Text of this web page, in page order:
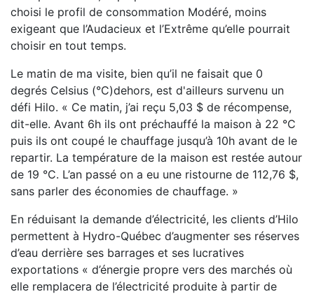
choisi le profil de consommation Modéré, moins
exigeant que l’Audacieux et l’Extrême qu’elle pourrait
choisir en tout temps.
Le matin de ma visite, bien qu’il ne faisait que 0
degrés Celsius (°C)dehors, est d'ailleurs survenu un
défi Hilo. « Ce matin, j’ai reçu 5,03 $ de récompense,
dit-elle. Avant 6h ils ont préchauffé la maison à 22 °C
puis ils ont coupé le chauffage jusqu’à 10h avant de le
repartir. La température de la maison est restée autour
de 19 °C. L’an passé on a eu une ristourne de 112,76 $,
sans parler des économies de chauffage. »
En réduisant la demande d’électricité, les clients d’Hilo
permettent à Hydro-Québec d’augmenter ses réserves
d’eau derrière ses barrages et ses lucratives
exportations « d’énergie propre vers des marchés où
elle remplacera de l’électricité produite à partir de